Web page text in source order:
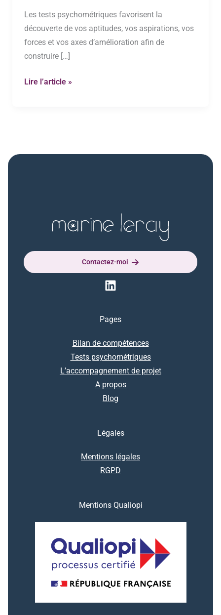
Les tests psychométriques favorisent la
découverte de vos aptitudes, vos aspirations, vos
forces et vos axes d’amélioration afin de
construire […]
Test
Lire l’article »
Contactez-moi
Pages
Bilan de compétences
Tests psychométriques
L’accompagnement de projet
A propos
Blog
Légales
Mentions légales
RGPD
Mentions Qualiopi